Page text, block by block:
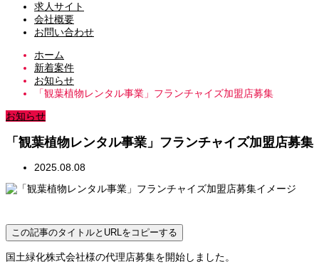
求人サイト
会社概要
お問い合わせ
ホーム
新着案件
お知らせ
「観葉植物レンタル事業」フランチャイズ加盟店募集
お知らせ
「観葉植物レンタル事業」フランチャイズ加盟店募集
2025.08.08
この記事のタイトルとURLをコピーする
国土緑化株式会社様の代理店募集を開始しました。